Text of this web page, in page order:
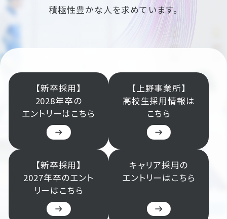
積極性豊かな人を求めています。
【新卒採用】
2028年卒の
エントリーはこちら
【上野事業所】
高校生採用情報は
こちら
【新卒採用】
2027年卒のエント
リーはこちら
キャリア採用の
エントリーはこちら